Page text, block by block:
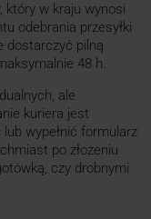
który w kraju wynosi
odebrania przesyłki
dostarczyć pilną
48 h.
ale
kuriera jest
wypełnić formularz
po złożeniu
czy drobnymi